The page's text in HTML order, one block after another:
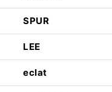
SPUR
LEE
eclat